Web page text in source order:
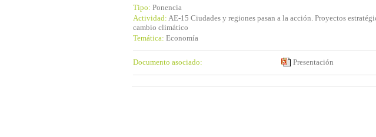
Tipo: Ponencia
Actividad: AE-15 Ciudades y regiones pasan a la acción. Proyectos
cambio climático
Temática: Economía
Documento asociado: Presentación